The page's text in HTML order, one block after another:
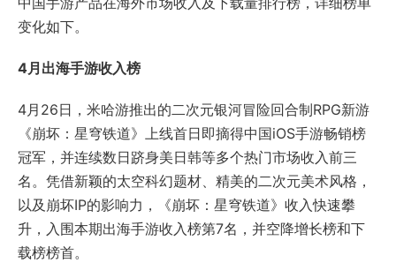
变化如下。
4月出海手游收入榜
4月26日，米哈游推出的二次元银河冒险回合制RPG新游
《崩坏：星穹铁道》上线首日即摘得中国iOS手游畅销榜
冠军，并连续数日跻身美日韩等多个热门市场收入前三
名。凭借新颖的太空科幻题材、精美的二次元美术风格，
以及崩坏IP的影响力，《崩坏：星穹铁道》收入快速攀
升，入围本期出海手游收入榜第7名，并空降增长榜和下
载榜榜首。